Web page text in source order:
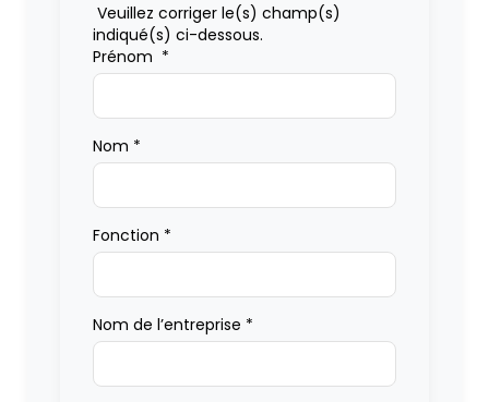
Veuillez corriger le(s) champ(s)
indiqué(s) ci-dessous.
Prénom *
Nom *
Fonction *
Nom de l’entreprise *